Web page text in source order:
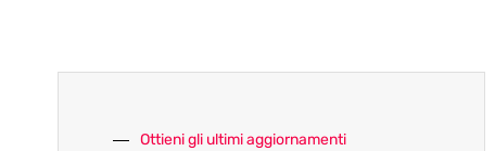
Ottieni gli ultimi aggiornamenti